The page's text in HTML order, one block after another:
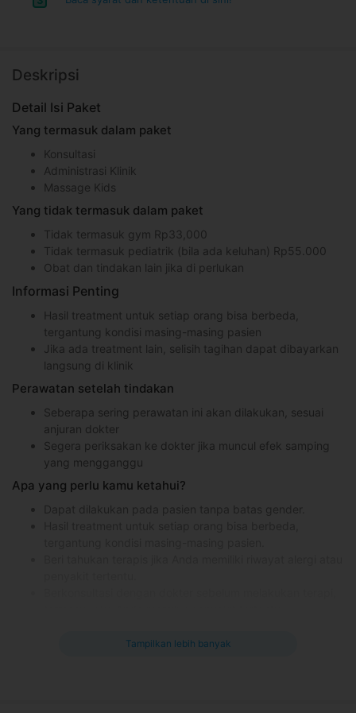
Deskripsi
Detail Isi Paket
Yang termasuk dalam paket
Konsultasi
Administrasi Klinik
Massage Kids
Yang tidak termasuk dalam paket
Tidak termasuk gym Rp33,000
Tidak termasuk pediatrik (bila ada keluhan) Rp55.000
Obat dan tindakan lain jika di perlukan
Informasi Penting
Hasil treatment untuk setiap orang bisa berbeda,
tergantung kondisi masing-masing pasien
Jika ada treatment lain, selisih tagihan dapat dibayarkan
langsung di klinik
Perawatan setelah tindakan
Seberapa sering perawatan ini akan dilakukan, sesuai
anjuran dokter
Segera periksakan ke dokter jika muncul efek samping
yang mengganggu
Apa yang perlu kamu ketahui?
Dapat dilakukan pada pasien tanpa batas gender.
Tampilkan lebih banyak